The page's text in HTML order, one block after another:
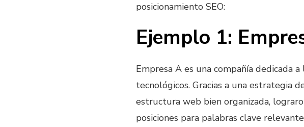
posicionamiento SEO:
Ejemplo 1:
Empresa A es una compañía dedicada
tecnológicos. Gracias a una estrategia
estructura web bien organizada,
posiciones para palabras clave